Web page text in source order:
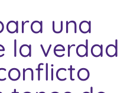
una
la verdad